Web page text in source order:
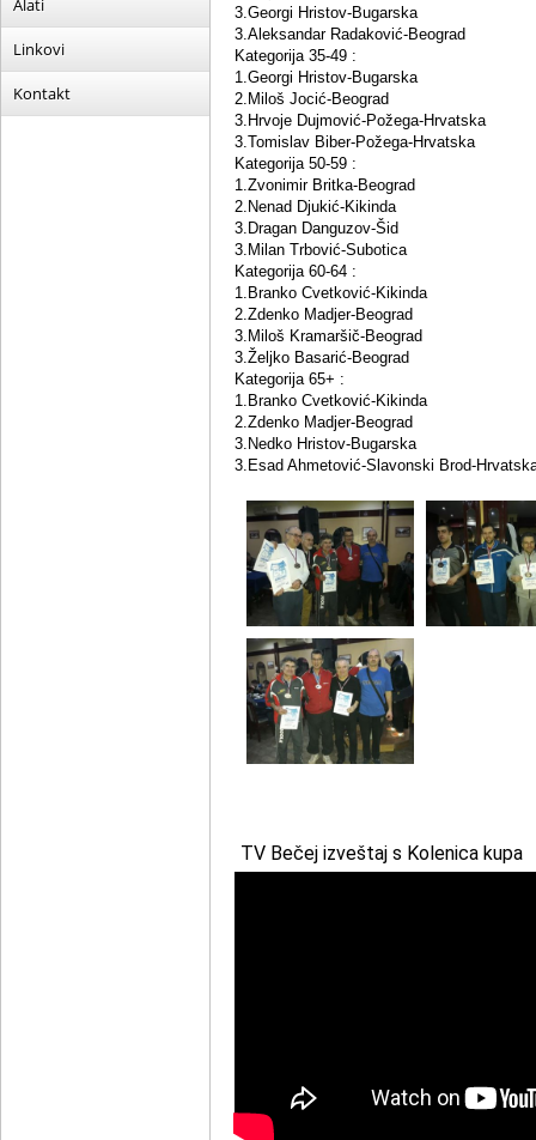
Alati
Linkovi
Kontakt
3.Georgi Hristov-Bugarska
3.Aleksandar Radaković-Beograd
Kategorija 35-49 :
1.Georgi Hristov-Bugarska
2.Miloš Jocić-Beograd
3.Hrvoje Dujmović-Požega-Hrvatska
3.Tomislav Biber-Požega-Hrvatska
Kategorija 50-59 :
1.Zvonimir Britka-Beograd
2.Nenad Djukić-Kikinda
3.Dragan Danguzov-Šid
3.Milan Trbović-Subotica
Kategorija 60-64 :
1.Branko Cvetković-Kikinda
2.Zdenko Madjer-Beograd
3.Miloš Kramaršič-Beograd
3.Željko Basarić-Beograd
Kategorija 65+ :
1.Branko Cvetković-Kikinda
2.Zdenko Madjer-Beograd
3.Nedko Hristov-Bugarska
3.Esad Ahmetović-Slavonski Brod-
TV Bečej izveštaj s Kolenica kupa